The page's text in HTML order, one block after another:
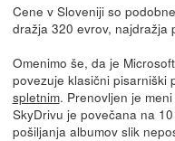
Cene v Sloveniji so
dražja 320 evrov, najdražja
Omenimo še, da je Microsoft
povezuje klasični pisarniški
spletnim. Prenovljen je
SkyDrivu je povečana na
pošiljanja albumov slik